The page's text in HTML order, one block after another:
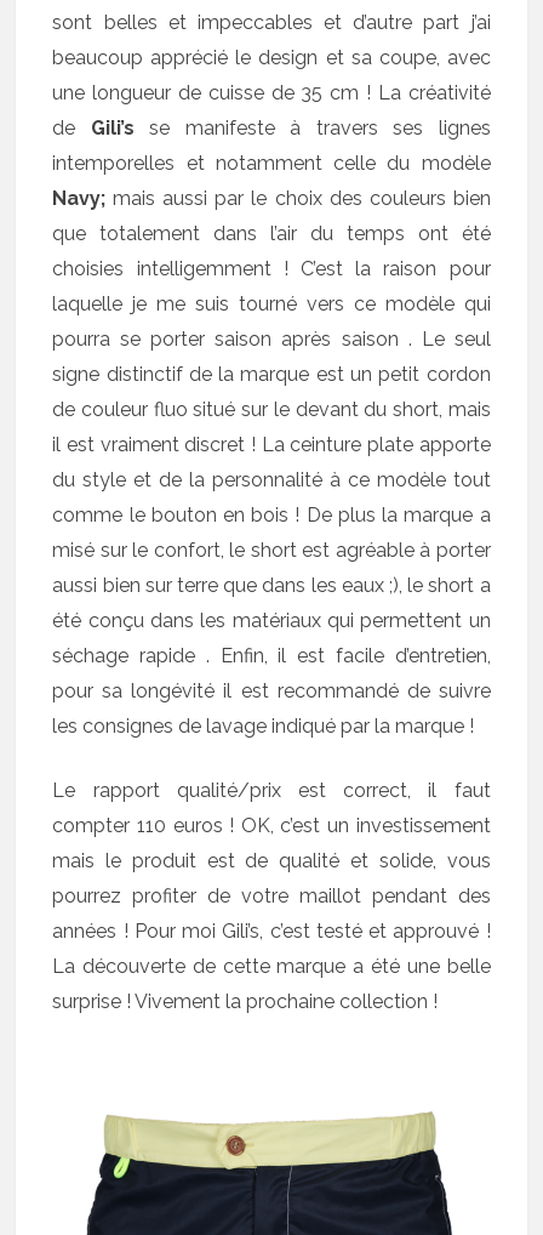
sont belles et impeccables et d’autre part j’ai
beaucoup apprécié le design et sa coupe, avec
une longueur de cuisse de 35 cm ! La créativité
de Gili’s se manifeste à travers ses lignes
intemporelles et notamment celle du modèle
Navy; mais aussi par le choix des couleurs bien
que totalement dans l’air du temps ont été
choisies intelligemment ! C’est la raison pour
laquelle je me suis tourné vers ce modèle qui
pourra se porter saison après saison . Le seul
signe distinctif de la marque est un petit cordon
de couleur fluo situé sur le devant du short, mais
il est vraiment discret ! La ceinture plate apporte
du style et de la personnalité à ce modèle tout
comme le bouton en bois ! De plus la marque a
misé sur le confort, le short est agréable à porter
aussi bien sur terre que dans les eaux ;), le short a
été conçu dans les matériaux qui permettent un
séchage rapide . Enfin, il est facile d’entretien,
pour sa longévité il est recommandé de suivre
les consignes de lavage indiqué par la marque !
Le rapport qualité/prix est correct, il faut
compter 110 euros ! OK, c’est un investissement
mais le produit est de qualité et solide, vous
pourrez profiter de votre maillot pendant des
années ! Pour moi Gili’s, c’est testé et approuvé !
La découverte de cette marque a été une belle
surprise ! Vivement la prochaine collection !